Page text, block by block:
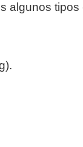
algunos tipos